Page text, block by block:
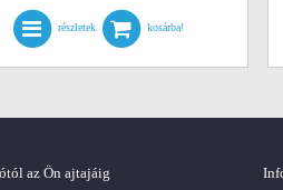
részletek kosárba!
az Ön ajtajáig